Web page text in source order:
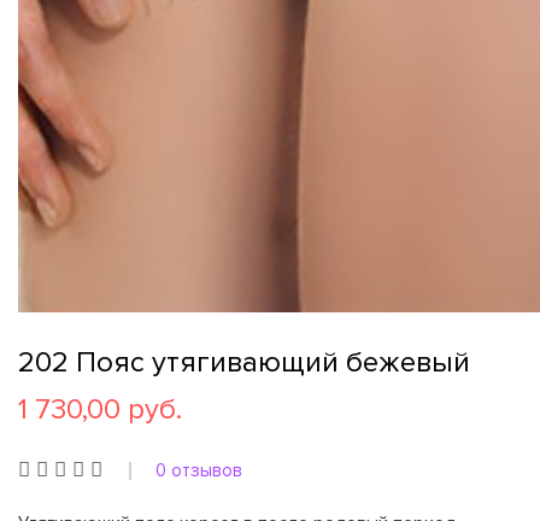
202 Пояс утягивающий бежевый
1 730,00 руб.
0 отзывов